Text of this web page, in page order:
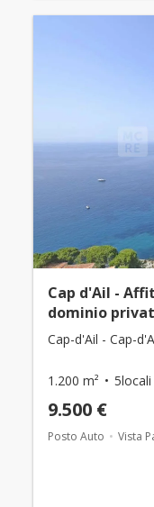
Cap d'Ail -
dominio
Cap-d'Ail - Cap-
1.200 m² 5locali
9.500 €
Posto Auto Vista